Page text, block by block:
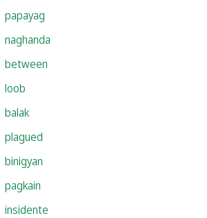
papayag
naghanda
between
loob
balak
plagued
binigyan
pagkain
insidente